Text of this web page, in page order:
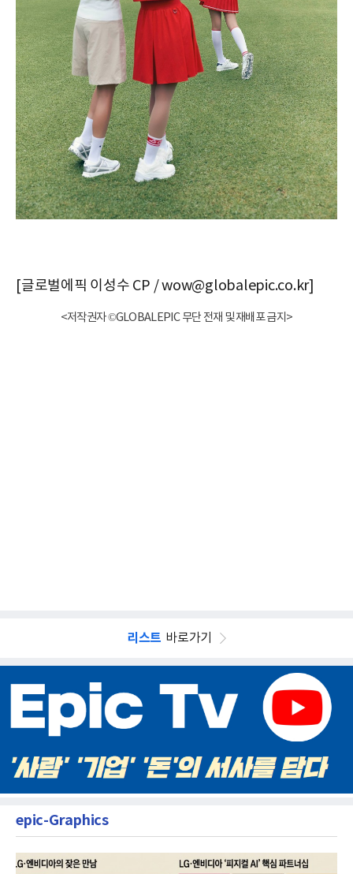
[글로벌에픽 이성수 CP / wow@globalepic.co.kr]
<저작권자 ©GLOBALEPIC 무단 전재 및 재배포 금지>
리스트 바로가기
epic-Graphics